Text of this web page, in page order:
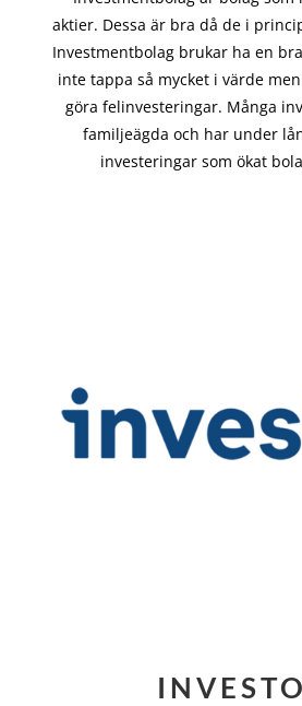
aktier. Dessa är bra då de i
Investmentbolag brukar ha en
inte tappa så mycket i värde
göra felinvesteringar. Många
familjeägda och har under
investeringar som ökat